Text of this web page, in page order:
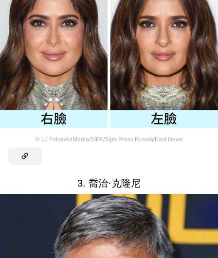
© LJ Fotos/AdMedia/SIPA/Sipa Press Russia/East News
3. 喬治·克隆尼